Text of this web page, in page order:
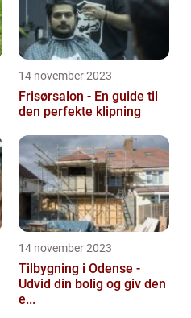
14 november 2023
Frisørsalon - En guide til
den perfekte klipning
14 november 2023
Tilbygning i Odense -
Udvid din bolig og giv den
e...